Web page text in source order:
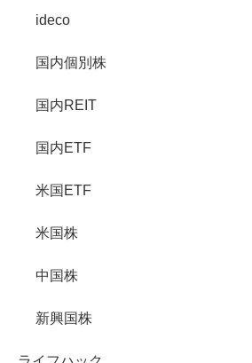
ideco
国内個別株
国内REIT
国内ETF
米国ETF
米国株
中国株
新興国株